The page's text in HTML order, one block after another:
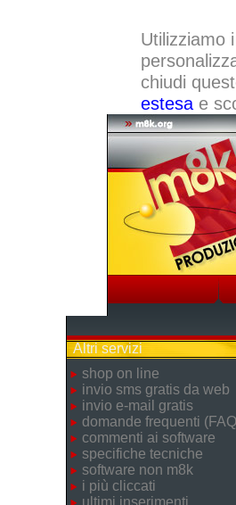
Utilizziamo
chiudi
estesae
Altri servizi
shop on line
invio sms gratis da web
invio e-mail gratis
domande frequenti
commenti ai software
specifiche tecniche
software non m8k
i più cliccati
ultimi inserimenti